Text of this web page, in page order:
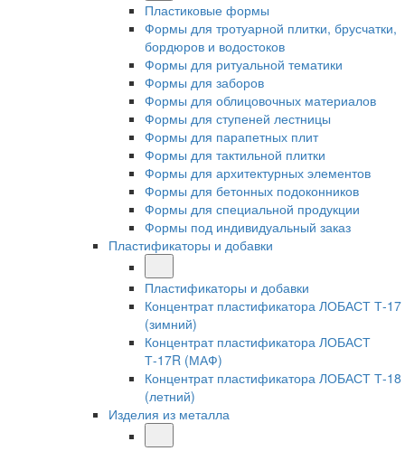
Пластиковые формы
Формы для тротуарной плитки, брусчатки,
бордюров и водостоков
Формы для ритуальной тематики
Формы для заборов
Формы для облицовочных материалов
Формы для ступеней лестницы
Формы для парапетных плит
Формы для тактильной плитки
Формы для архитектурных элементов
Формы для бетонных подоконников
Формы для специальной продукции
Формы под индивидуальный заказ
Пластификаторы и добавки
Пластификаторы и добавки
Концентрат пластификатора ЛОБАСТ Т-17
(зимний)
Концентрат пластификатора ЛОБАСТ
Т-17R (МАФ)
Концентрат пластификатора ЛОБАСТ Т-18
(летний)
Изделия из металла